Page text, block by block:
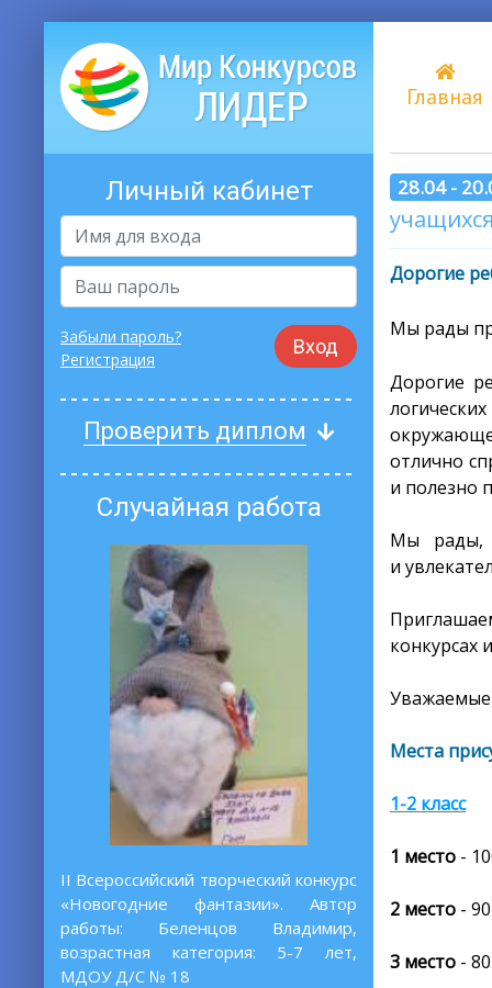
Главная
Личный кабинет
Вход
Забыли пароль?
Регистрация
Проверить диплом
Случайная работа
II Всероссийский творческий конкурс
«Новогодние фантазии». Автор
работы: Беленцов Владимир,
возрастная категория: 5-7 лет,
МДОУ Д/С № 18
28.04 -
Дорогие
Мы рады
Дорогие
отлично
и полезно
Мы рады,
и
конкурсах
Уважаемые
Места
1-2 класс
1 место -
2 место -
3 место -